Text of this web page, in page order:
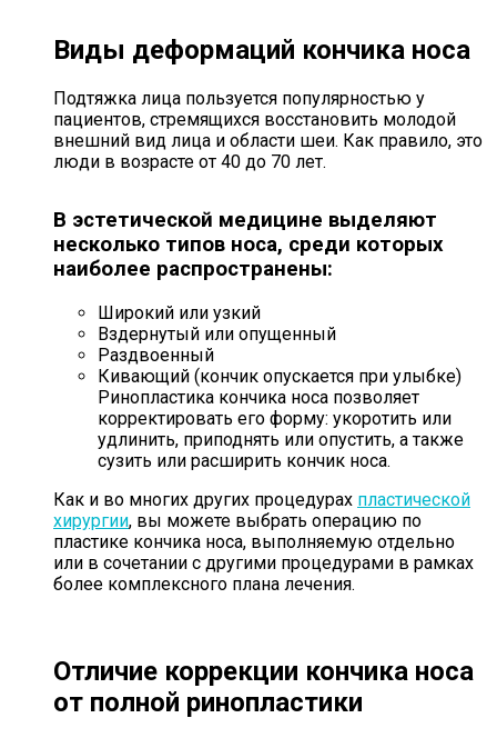
Виды деформаций кончика носа
Подтяжка лица пользуется популярностью у
пациентов, стремящихся восстановить молодой
внешний вид лица и области шеи. Как правило, это
люди в возрасте от 40 до 70 лет.
В эстетической медицине выделяют
несколько типов носа, среди которых
наиболее распространены:
Широкий или узкий
Вздернутый или опущенный
Раздвоенный
Кивающий (кончик опускается при улыбке)
Ринопластика кончика носа позволяет
корректировать его форму: укоротить или
удлинить, приподнять или опустить, а также
сузить или расширить кончик носа.
Как и во многих других процедурах пластической
хирургии, вы можете выбрать операцию по
пластике кончика носа, выполняемую отдельно
или в сочетании с другими процедурами в рамках
более комплексного плана лечения.
Отличие коррекции кончика носа
от полной ринопластики